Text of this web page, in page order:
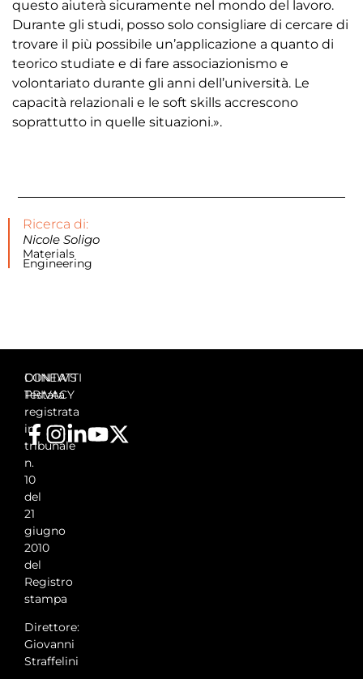
questo aiuterà sicuramente nel mondo del lavoro.
Durante gli studi, posso solo consigliare di cercare di
trovare il più possibile un’applicazione a quanto di
teorico studiate e di fare associazionismo e
volontariato durante gli anni dell’università. Le
capacità relazionali e le soft skills accrescono
soprattutto in quelle situazioni.».
Ricerca di:
Nicole Soligo
Materials
Engineering
DIINEWS
Testata
registrata
in
tribunale
n.
10
del
21
giugno
2010
del
Registro
stampa
Direttore:
Giovanni
Straffelini
CONTATTI
PRIVACY